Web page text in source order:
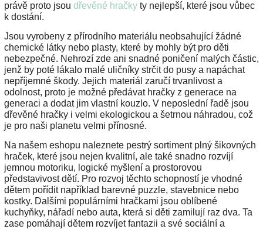
právě proto jsou dřevěné hračky ty nejlepší, které jsou vůbec
k dostání.
Jsou vyrobeny z přírodního materiálu neobsahující žádné
chemické látky nebo plasty, které by mohly být pro děti
nebezpečné. Nehrozí zde ani snadné poničení malých částic,
jenž by poté lákalo malé uličníky strčit do pusy a napáchat
nepříjemné škody. Jejich materiál zaručí trvanlivost a
odolnost, proto je možné předávat hračky z generace na
generaci a dodat jim vlastní kouzlo. V neposlední řadě jsou
dřevěné hračky i velmi ekologickou a šetrnou náhradou, což
je pro naši planetu velmi přínosné.
Na našem eshopu naleznete pestrý sortiment plný šikovných
hraček, které jsou nejen kvalitní, ale také snadno rozvíjí
jemnou motoriku, logické myšlení a prostorovou
představivost dětí. Pro rozvoj těchto schopností je vhodné
dětem pořídit například barevné puzzle, stavebnice nebo
kostky. Dalšími populárními hračkami jsou oblíbené
kuchyňky, nářadí nebo auta, která si děti zamilují raz dva. Ta
zase pomáhají dětem rozvíjet fantazii a své sociální a